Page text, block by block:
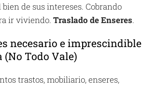
de sus intereses. Cobrando
ir viviendo. Traslado de Enseres.
necesario e imprescindible
Todo Vale)
trastos, mobiliario, enseres,